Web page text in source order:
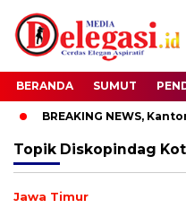
BERANDA SUMUT
BREAKING NEWS,
Topik Diskopindag
Jawa Timur